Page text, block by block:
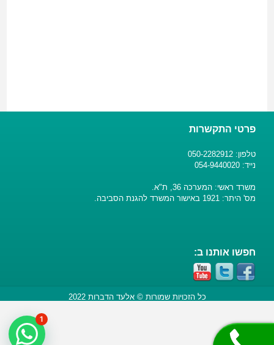
פרטי התקשרות
טלפון: 050-2282912
נייד: 054-9440020
משרד ראשי: המערכה 36, ת"א.
מס' היתר: 1921 באישור המשרד להגנת הסביבה.
חפשו אותנו ב:
כל הזכויות שמורות © אלעד הדברות 2022
1